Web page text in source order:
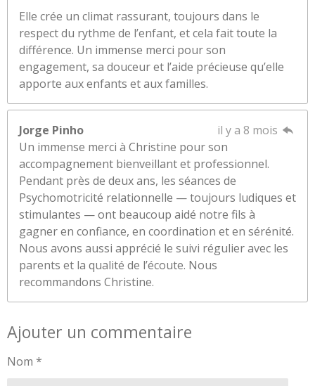
Elle crée un climat rassurant, toujours dans le
respect du rythme de l’enfant, et cela fait toute la
différence. Un immense merci pour son
engagement, sa douceur et l’aide précieuse qu’elle
apporte aux enfants et aux familles.
Jorge Pinho
il y a 8 mois
Un immense merci à Christine pour son
accompagnement bienveillant et professionnel.
Pendant près de deux ans, les séances de
Psychomotricité relationnelle — toujours ludiques et
stimulantes — ont beaucoup aidé notre fils à
gagner en confiance, en coordination et en sérénité.
Nous avons aussi apprécié le suivi régulier avec les
parents et la qualité de l’écoute. Nous
recommandons Christine.
Ajouter un commentaire
Nom *